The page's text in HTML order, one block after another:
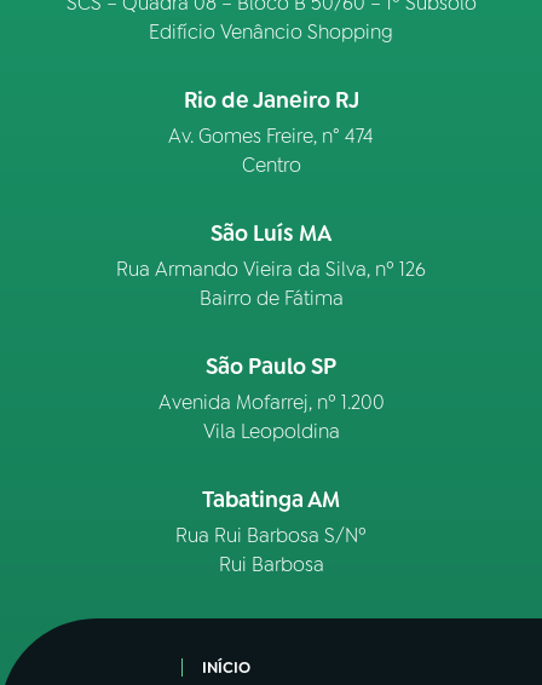
Edifício Venâncio Shopping
Rio de Janeiro RJ
Av. Gomes Freire, n° 474
Centro
São Luís MA
Rua Armando Vieira da Silva, nº 126
Bairro de Fátima
São Paulo SP
Avenida Mofarrej, nº 1.200
Vila Leopoldina
Tabatinga AM
Rua Rui Barbosa S/Nº
Rui Barbosa
INÍCIO